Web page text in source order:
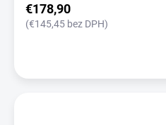
€178,90
(€145,45 bez DPH)